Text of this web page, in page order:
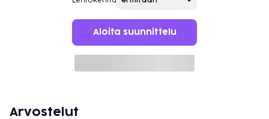
Aloita suunnittelu
Arvostelut